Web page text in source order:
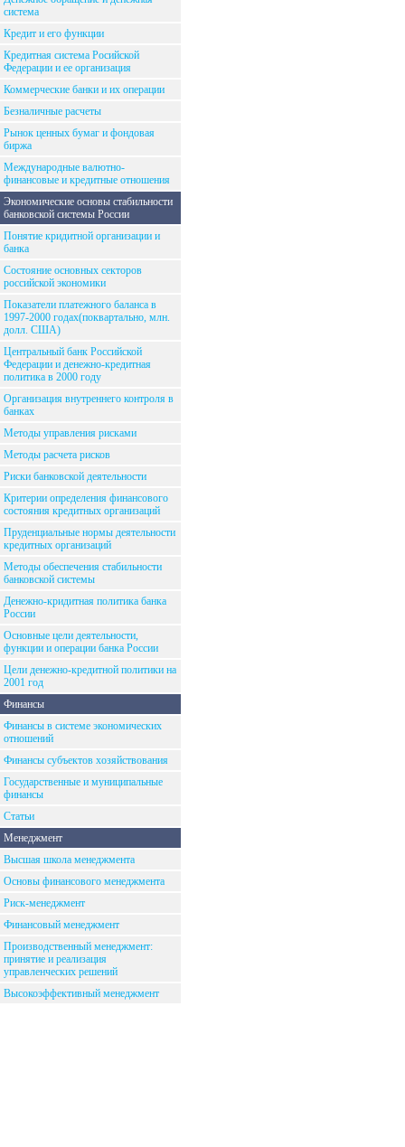
система
Кредит и его функции
Кредитная система Росийской
Федерации и ее организация
Коммерческие банки и их операции
Безналичные расчеты
Рынок ценных бумаг и фондовая
биржа
Международные валютно-
финансовые и кредитные отношения
Экономические основы стабильности
банковской системы России
Понятие кридитной организации и
банка
Состояние основных секторов
российской экономики
Показатели платежного баланса в
1997-2000 годах(поквартально, млн.
долл. США)
Центральный банк Российской
Федерации и денежно-кредитная
политика в 2000 году
Организация внутреннего контроля в
банках
Методы управления рисками
Методы расчета рисков
Риски банковской деятельности
Критерии определения финансового
состояния кредитных организаций
Пруденциальные нормы деятельности
кредитных организаций
Методы обеспечения стабильности
банковской системы
Денежно-кридитная политика банка
России
Основные цели деятельности,
функции и операции банка России
Цели денежно-кредитной политики на
2001 год
Финансы
Финансы в системе экономических
отношений
Финансы субъектов хозяйствования
Государственные и муниципальные
финансы
Статьи
Менеджмент
Высшая школа менеджмента
Основы финансового менеджмента
Риск-менеджмент
Финансовый менеджмент
Производственный менеджмент:
принятие и реализация
управленческих решений
Высокоэффективный менеджмент